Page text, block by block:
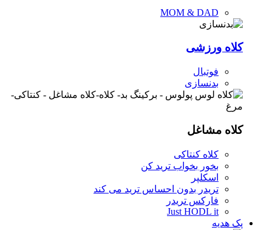
MOM & DAD
کلاه ورزشی
فوتبال
بدنسازی
کلاه مشاغل
کلاه کنتاکی
بخور بخواب ترید کن
اسکلپر
تریدر بدون احساس ترید می کند
فارکس تریدر
Just HODL it
پک هدیه